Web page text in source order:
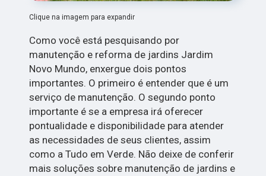
Clique na imagem para expandir
Como você está pesquisando por
manutenção e reforma de jardins Jardim
Novo Mundo, enxergue dois pontos
importantes. O primeiro é entender que é um
serviço de manutenção. O segundo ponto
importante é se a empresa irá oferecer
pontualidade e disponibilidade para atender
as necessidades de seus clientes, assim
como a Tudo em Verde. Não deixe de conferir
mais soluções sobre manutenção de jardins e